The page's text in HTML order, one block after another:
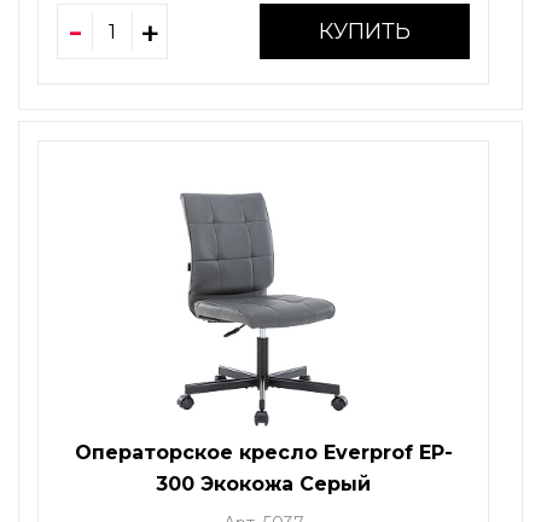
КУПИТЬ
Операторское кресло Everprof EP-
300 Экокожа Серый